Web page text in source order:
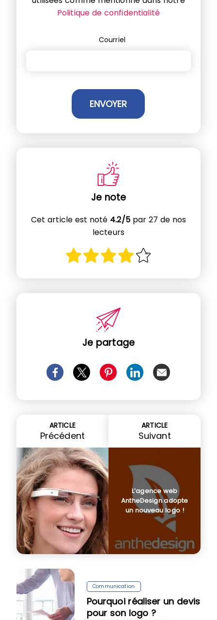
Politique de confidentialité
Courriel
Je note
Cet article est noté 4.2/5par 27 de nos
lecteurs
Je partage
ARTICLE
Précédent
ARTICLE
Suivant
L’agence web
AntheDesign adopte
un nouveau logo !
Communication
Pourquoi réaliser un devis
pour son logo ?